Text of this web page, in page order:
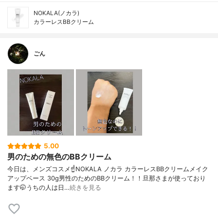
NOKALA(ノカラ)
カラーレスBBクリーム
ごん
5.00
男のための無色のBBクリーム
今日は、メンズコスメ☝️NOKALA ノカラ カラーレスBBクリームメイク
アップベース 30g男性のためのBBクリーム！！旦那さまが使っており
ます🤭うちの人は日…続きを見る